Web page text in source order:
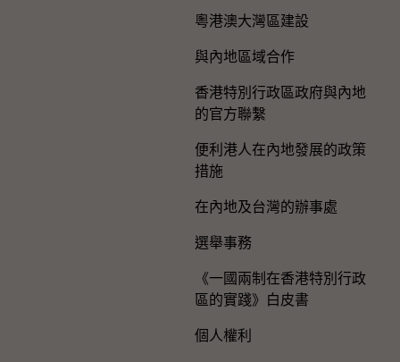
粵港澳大灣區建設
與內地區域合作
香港特別行政區政府與內地
的官方聯繫
便利港人在內地發展的政策
措施
在內地及台灣的辦事處
選舉事務
《一國兩制在香港特別行政
區的實踐》白皮書
個人權利